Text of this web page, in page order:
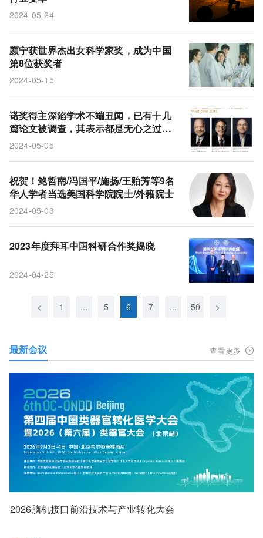
2024-05-24
颜宁获世界杰出女科学家奖，成为中国
第8位获奖者
2024-05-15
诺奖得主深陷学术不端丑闻，已有十几
篇论文被调查，其表示都是无心之过，
不影响研究结论
2024-05-05
祝贺！鲍哲南/冯国平/施扬/王贻芳等9名
华人学者当选美国科学院院士/外籍院士
2024-05-03
2023年度拜耳中国科研合作奖揭晓
2024-04-25
< 1 ... 5 6 7 ... 50 >
最新会议 查看更多
2026脑机接口前沿技术与产业转化大会